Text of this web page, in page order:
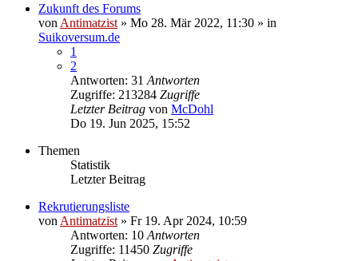
Zukunft des Forums
von Antimatzist » Mo 28. Mär 2022, 11:30 » in
Suikoversum.de
1
2
Antworten: 31 Antworten
Zugriffe: 213284 Zugriffe
Letzter Beitrag von McDohl
Do 19. Jun 2025, 15:52
Themen
Statistik
Letzter Beitrag
Rekrutierungsliste
von Antimatzist » Fr 19. Apr 2024, 10:59
Antworten: 10 Antworten
Zugriffe: 11450 Zugriffe